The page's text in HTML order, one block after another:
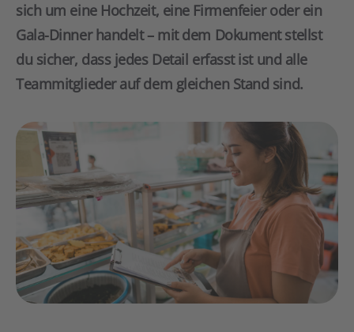
sich um eine Hochzeit, eine Firmenfeier oder ein
Gala-Dinner handelt – mit dem Dokument stellst
du sicher, dass jedes Detail erfasst ist und alle
Teammitglieder auf dem gleichen Stand sind.